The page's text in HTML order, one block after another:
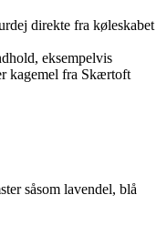
direkte fra køleskabet
eksempelvis
kagemel fra Skærtoft
såsom lavendel, blå